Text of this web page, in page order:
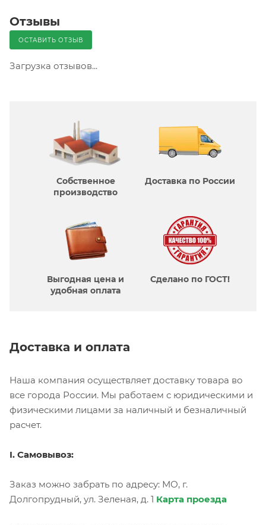
Отзывы
ОСТАВИТЬ ОТЗЫВ
Загрузка отзывов...
Собственное
производcтво
Доставка по России
Выгодная цена и
удобная оплата
Сделано по ГОСТ!
Доставка и оплата
Наша компания осуществляет доставку товара во
все города России. Мы работаем с юридическими и
физическими лицами за наличный и безналичный
расчет.
I. Самовывоз:
Заказ можно забрать по адресу: МО, г.
Долгопрудный, ул. Зеленая, д. 1 Карта проезда